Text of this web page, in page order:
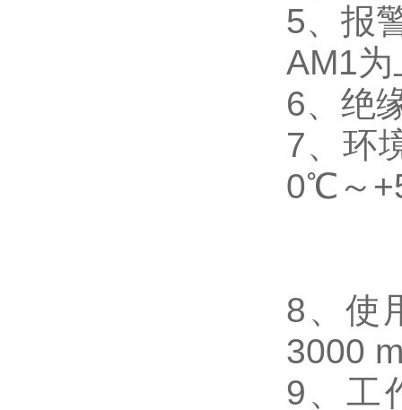
5、 报
AM1
6、 绝
7、 环
0℃～
8 、使
3000
9 、工